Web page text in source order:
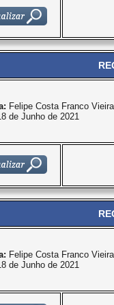
Felipe Costa Franco Vieira
de Junho de 2021
Felipe Costa Franco Vieira
de Junho de 2021